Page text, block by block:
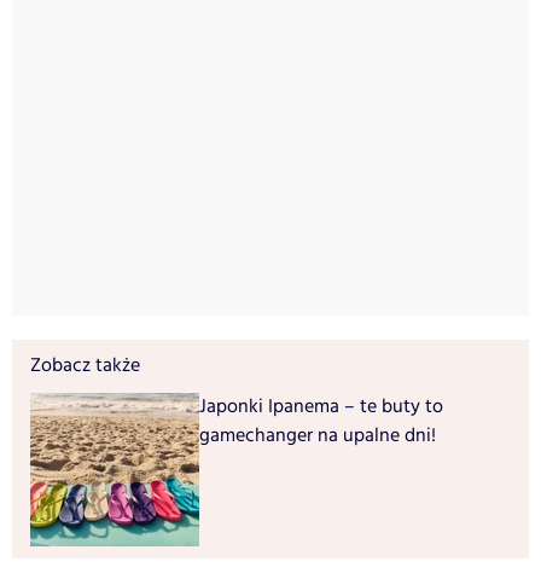
Zobacz także
Japonki Ipanema – te buty to
gamechanger na upalne dni!